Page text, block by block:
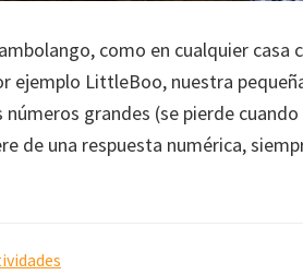
como en cualquier
ejemplo LittleBoo, nuestra
grandes (se pierde
de una respuesta numérica,